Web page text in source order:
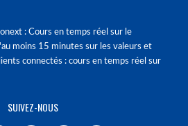
: Cours en temps réel sur le
moins 15 minutes sur les valeurs et
connectés : cours en temps réel sur
SUIVEZ-NOUS